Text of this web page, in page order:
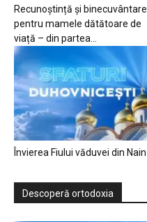
Recunoștință și binecuvântare
pentru mamele dătătoare de
viață – din partea...
Învierea Fiului văduvei din Nain
Descoperă ortodoxia